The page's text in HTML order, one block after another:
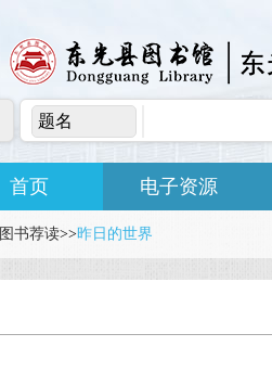
题名
首页 电子资源
图书荐读>>昨日的世界